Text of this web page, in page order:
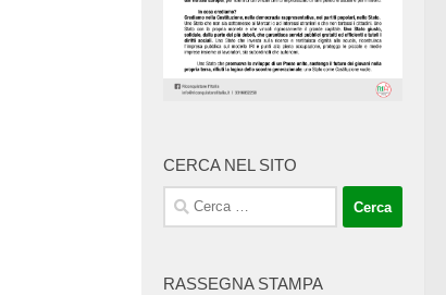
CERCA NEL SITO
Ricerca
per:
RASSEGNA STAMPA